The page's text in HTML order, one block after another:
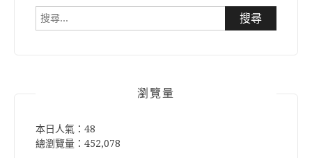
搜
尋
瀏覽量
本日人氣：48
總瀏覽量：452,078